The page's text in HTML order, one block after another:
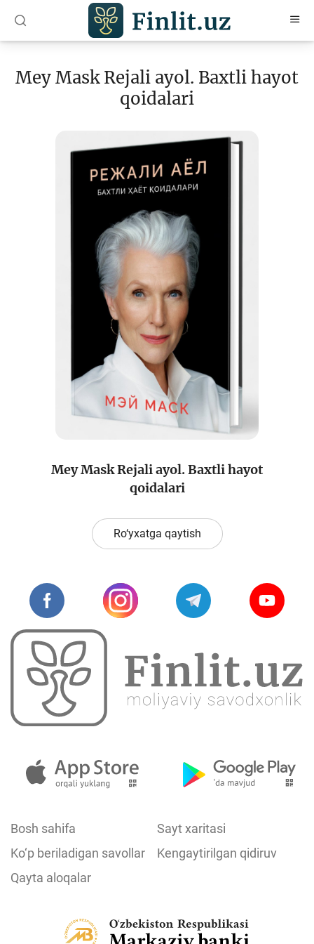
Maqolalar
Moliyaviy savodxonlik bo‘yicha kitoblar
Interaktiv xizmatlar
Fotogalereya
Loyiha haqida
Kengaytirilgan qidiruv
Sayt xaritasi
Mey Mask Rejali ayol. Baxtli hayot
qoidalari
Mey Mask Rejali ayol. Baxtli hayot
qoidalari
Ro‘yxatga qaytish
Bosh sahifa
Sayt xaritasi
Ko‘p beriladigan savollar
Kengaytirilgan qidiruv
Qayta aloqalar